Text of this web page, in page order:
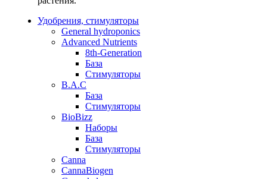
Удобрения, стимуляторы
General hydroponics
Advanced Nutrients
8th-Generation
База
Стимуляторы
B.A.C
База
Стимуляторы
BioBizz
Наборы
База
Стимуляторы
Canna
CannaBiogen